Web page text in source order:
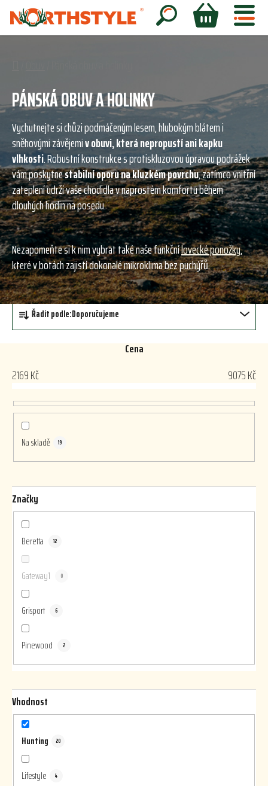
Přejít
obsah
Hledat
NÁKUPNÍ
PÁNSKÁ OBUV A HOLINKY
Vychutnejte si chůzi podmáčeným lesem, hlubokým blátem i
sněhovými závějemiv obuvi, která nepropustí ani kapku
vlhkosti. Robustní konstrukce s protiskluzovou úpravou podrážek
vám poskytnestabilní oporu na kluzkém povrchu, zatímco vnitřní
zateplení udrží vaše chodidla v naprostém komfortu během
dlouhých hodin na posedu.
Nezapomeňte si k nim vybrat také naše funkčnílovecké ponožky,
které v botách zajistí dokonalé mikroklima bez puchýřů.
Ř
z
n
í
p
r
u
t
ů
Řadit podle:Doporučujeme
Cena
2169Kč 9075Kč
Na skladě 19
Značky
Beretta 12
Gateway1 0
Grisport 6
Pinewood 2
Vhodnost
Hunting 20
Lifestyle 4